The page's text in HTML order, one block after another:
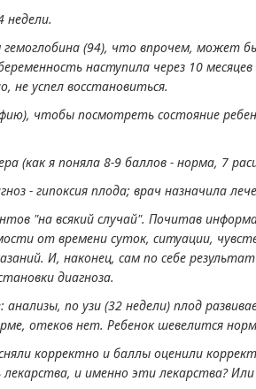
недели.
гемоглобина (94), что впрочем,
наступила через 10
не успел восстановиться.
чтобы посмотреть состояние
(как я поняла 8-9 баллов - норма, 7
- гипоксия плода; врач назначила
"на всякий случай". Почитав
от времени суток, ситуации,
И, наконец, сам по себе
диагноза.
анализы, по узи (32 недели) плод
отеков нет. Ребенок шевелится
корректно и баллы оценили
и именно эти лекарства?